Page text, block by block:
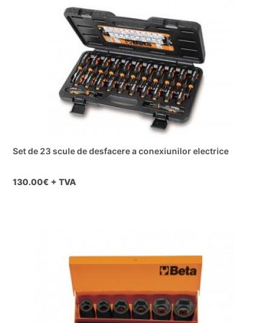
Set de 23 scule de desfacere a conexiunilor electrice
130.00€ + TVA